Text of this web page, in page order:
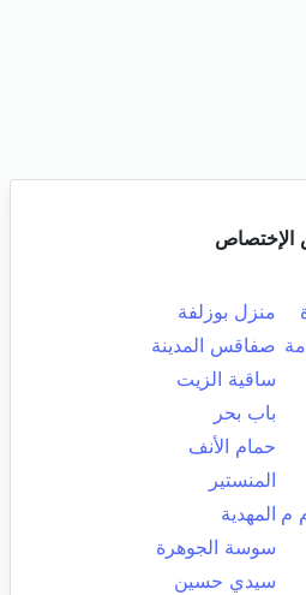
منزل بوزلفة
صفاقس المدينة
ساقية الزيت
باب بحر
حمام الأنف
المنستير
م المهدية
سوسة الجوهرة
سيدي حسين